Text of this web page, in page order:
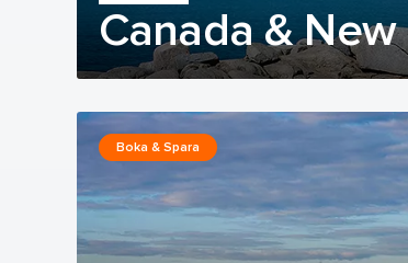
Canada &
Boka & Spara